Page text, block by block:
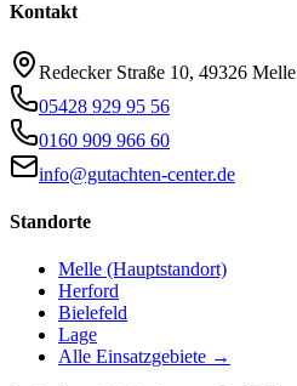
Kontakt
Redecker Straße 10, 49326 Melle
05428 929 95 56
0160 909 966 60
info@gutachten-center.de
Standorte
Melle (Hauptstandort)
Herford
Bielefeld
Lage
Alle Einsatzgebiete →